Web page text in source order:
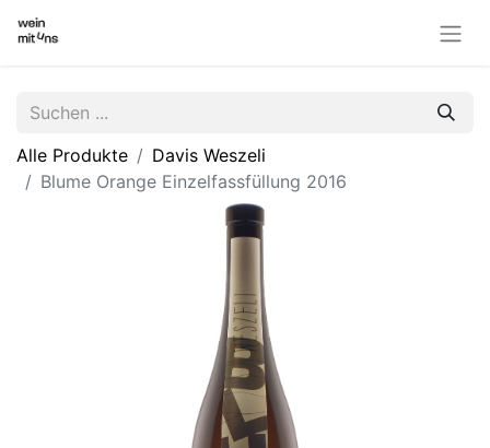
Alle Produkte
Davis Weszeli
Blume Orange Einzelfassfüllung 2016